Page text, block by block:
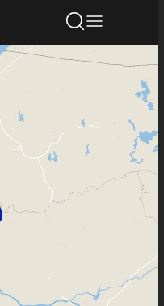
Znajdź